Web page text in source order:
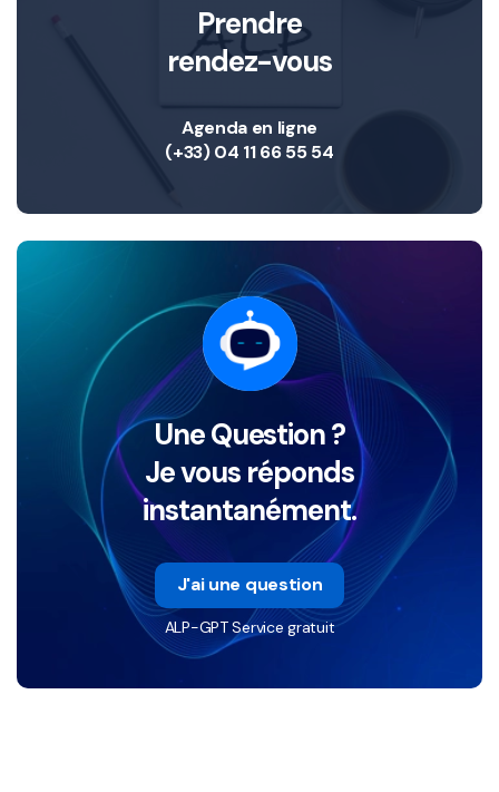
Prendre
rendez-vous
Agenda en ligne
(+33) 04 11 66 55 54
Une Question ?
Je vous réponds
instantanément.
J'ai une question
ALP-GPT Service gratuit